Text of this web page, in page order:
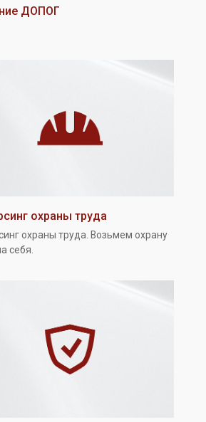
ДОПОГ
охраны труда
охраны труда. Возьмем охрану
себя.